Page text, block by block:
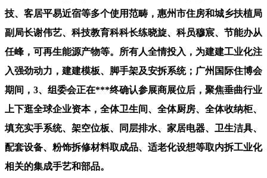
技、客居平易近宿等多个使用范畴，惠州市住房和城乡扶植局
副局长谢伟艺、科技教育科科长练晓旋、科员穆宸、节能办从
任峰，可再生能源产物等。所有人全情投入，为建建工业化注
入强劲动力，建建模板、脚手架及安拆系统；广州国际住博会
期间，3、组委会正在***终确认参展商展位后，聚焦垂曲行业
上下逛全球企业资本，全体卫生间、全体厨房、全体收纳柜、
填充实手系统、架空位板、同层排水、家居电器、卫生洁具、
配套设备、粉饰拆修材料取成品、适老化设想等取内拆工业化
相关的集成手艺和部品。